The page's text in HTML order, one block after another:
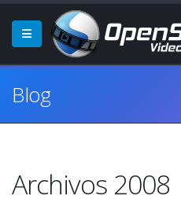
Blog
Archivos 2008